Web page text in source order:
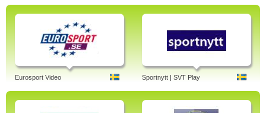
Eurosport Video Sportnytt | SVT Play